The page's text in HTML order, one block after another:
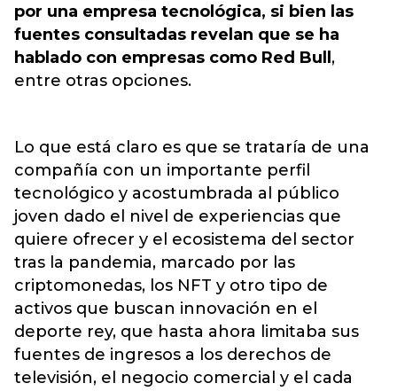
por una empresa tecnológica, si bien las
fuentes consultadas revelan que se ha
hablado con empresas como Red Bull ,
entre otras opciones.
Lo que está claro es que se trataría de una
compañía con un importante perfil
tecnológico y acostumbrada al público
joven dado el nivel de experiencias que
quiere ofrecer y el ecosistema del sector
tras la pandemia, marcado por las
criptomonedas, los NFT y otro tipo de
activos que buscan innovación en el
deporte rey, que hasta ahora limitaba sus
fuentes de ingresos a los derechos de
televisión, el negocio comercial y el cada